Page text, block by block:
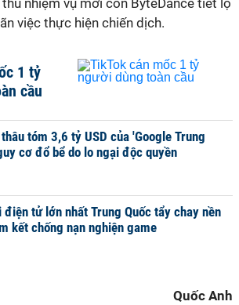
nhiệm vụ mới còn ByteDance tiết lộ
việc thực hiện chiến dịch.
1 tỷ
cầu
tóm 3,6 tỷ USD của 'Google Trung
cơ đổ bể do lo ngại độc quyền
tử lớn nhất Trung Quốc tẩy chay nền
kết chống nạn nghiện game
Quốc Anh